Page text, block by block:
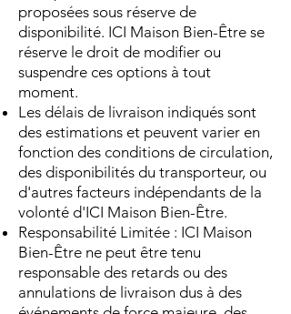
proposées sous réserve de
disponibilité. ICI Maison Bien-Être se
réserve le droit de modifier ou
suspendre ces options à tout
moment.
Les délais de livraison indiqués sont
des estimations et peuvent varier en
fonction des conditions de circulation,
des disponibilités du transporteur, ou
d'autres facteurs indépendants de la
volonté d'ICI Maison Bien-Être.
Responsabilité Limitée : ICI Maison
Bien-Être ne peut être tenu
responsable des retards ou des
annulations de livraison dus à des